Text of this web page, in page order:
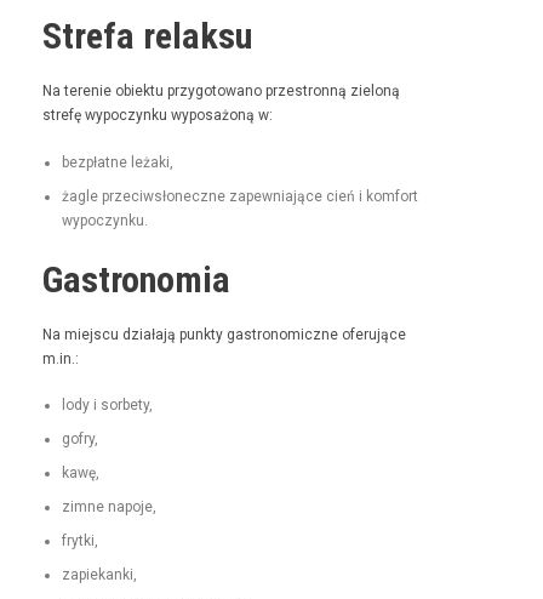
Strefa relaksu
Na tere­nie obiek­tu przy­go­towano prze­stron­ną zieloną
stre­fę wypoczynku wyposażoną w:
bezpłatne leża­ki,
żagle prze­ci­wsłoneczne zapew­ni­a­jące cień i kom­fort
wypoczynku.
Gastronomia
Na miejs­cu dzi­ała­ją punk­ty gas­tro­nom­iczne ofer­u­jące
m.in.:
lody i sorbety,
gofry,
kawę,
zimne napo­je,
fry­t­ki,
zapiekan­ki,